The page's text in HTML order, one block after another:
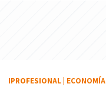
IPROFESIONAL ECONOMÍA